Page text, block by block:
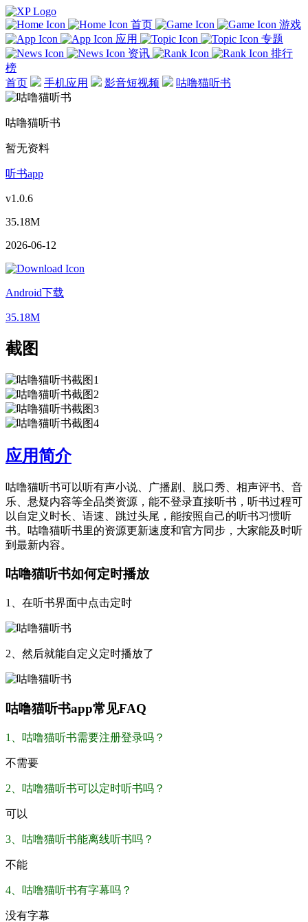
首页
游戏
应用
专题
资讯
排行
榜
首页
手机应用 影音短视频 咕噜猫听书
咕噜猫听书
暂无资料
听书app
v1.0.6
35.18M
2026-06-12
Android下载
35.18M
截图
应用简介
咕噜猫听书可以听有声小说、广播剧、脱口秀、相声评书、音
乐、悬疑内容等全品类资源，能不登录直接听书，听书过程可
以自定义时长、语速、跳过头尾，能按照自己的听书习惯听
书。咕噜猫听书里的资源更新速度和官方同步，大家能及时听
到最新内容。
咕噜猫听书如何定时播放
1、在听书界面中点击定时
2、然后就能自定义定时播放了
咕噜猫听书app常见FAQ
1、咕噜猫听书需要注册登录吗？
不需要
2、咕噜猫听书可以定时听书吗？
可以
3、咕噜猫听书能离线听书吗？
不能
4、咕噜猫听书有字幕吗？
没有字幕